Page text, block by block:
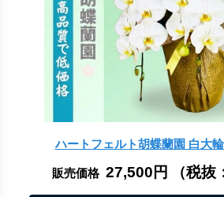
ハートフェルト胡蝶蘭園 白大
販売価格 27,500円 （税抜